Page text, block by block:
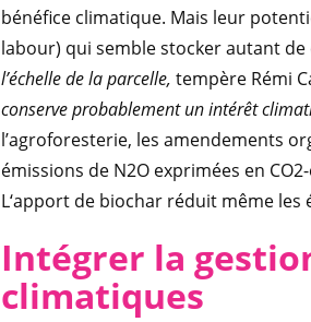
bénéfice climatique. Mais leur
labour) qui semble stocker autant de
l’échelle de la parcelle, tempère Rémi
conserve probablement un intérêt
l’agroforesterie, les amendements
émissions de N2O exprimées en
L‘apport de biochar réduit même
Intégrer la
climatiques